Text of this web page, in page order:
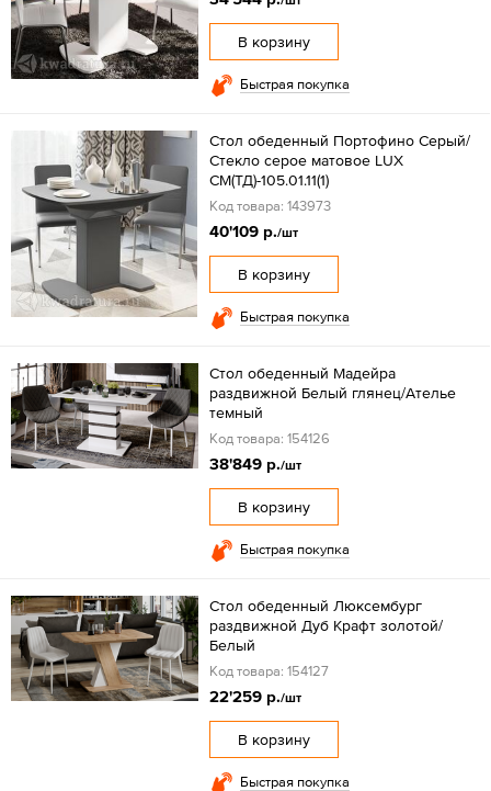
В корзину
Быстрая покупка
Стол обеденный Портофино Серый/
Стекло серое матовое LUX
СМ(ТД)-105.01.11(1)
Код товара: 143973
40'109 р./шт
В корзину
Быстрая покупка
Стол обеденный Мадейра
раздвижной Белый глянец/Ателье
темный
Код товара: 154126
38'849 р./шт
В корзину
Быстрая покупка
Стол обеденный Люксембург
раздвижной Дуб Крафт золотой/
Белый
Код товара: 154127
22'259 р./шт
В корзину
Быстрая покупка